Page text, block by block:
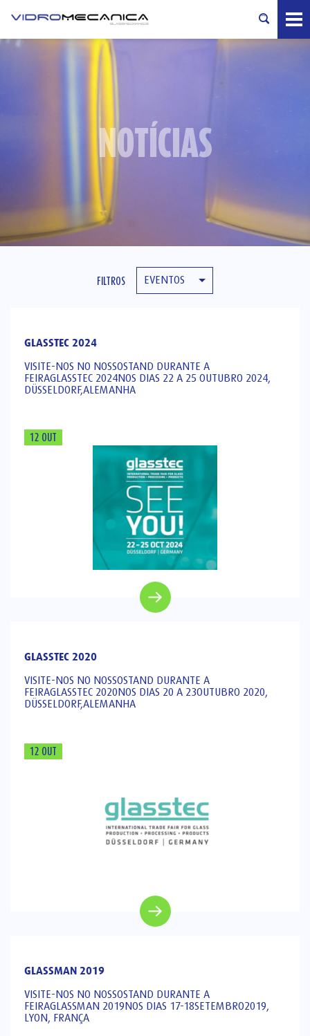
NOTÍCIAS
FILTROS EVENTOS
GLASSTEC 2024
VISITE-NOS NO NOSSOSTAND DURANTE A
FEIRAGLASSTEC 2024NOS DIAS 22 A 25 OUTUBRO 2024,
DÜSSELDORF,ALEMANHA
12 OUT
GLASSTEC 2020
VISITE-NOS NO NOSSOSTAND DURANTE A
FEIRAGLASSTEC 2020NOS DIAS 20 A 23OUTUBRO 2020,
DÜSSELDORF,ALEMANHA
12 OUT
GLASSMAN 2019
VISITE-NOS NO NOSSOSTAND DURANTE A
FEIRAGLASSMAN 2019NOS DIAS 17-18SETEMBRO2019,
LYON, FRANÇA